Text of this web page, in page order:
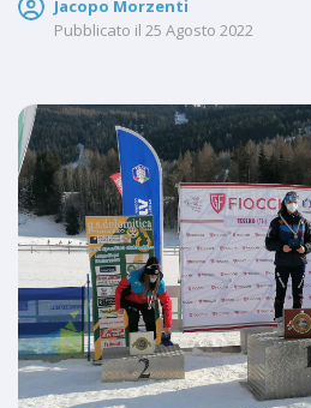
Jacopo Morzenti
Pubblicato il 25 Agosto 2022